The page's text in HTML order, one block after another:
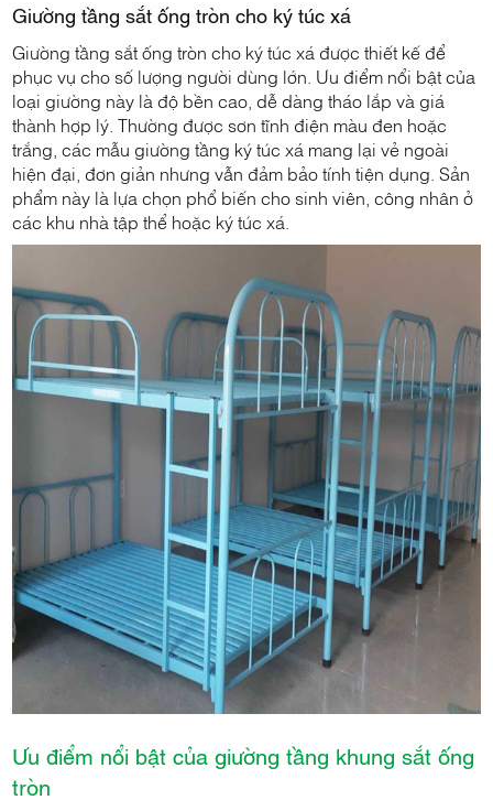
Giường tầng sắt ống tròn cho ký túc xá
Giường tầng sắt ống tròn cho ký túc xá được thiết kế để
phục vụ cho số lượng người dùng lớn. Ưu điểm nổi bật của
loại giường này là độ bền cao, dễ dàng tháo lắp và giá
thành hợp lý. Thường được sơn tĩnh điện màu đen hoặc
trắng, các mẫu giường tầng ký túc xá mang lại vẻ ngoài
hiện đại, đơn giản nhưng vẫn đảm bảo tính tiện dụng. Sản
phẩm này là lựa chọn phổ biến cho sinh viên, công nhân ở
các khu nhà tập thể hoặc ký túc xá.
Ưu điểm nổi bật của giường tầng khung sắt ống
tròn